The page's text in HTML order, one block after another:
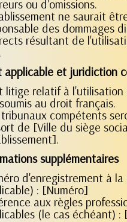
ou d'omissions.
ne saurait
des dommages
résultant de
applicable et juridiction
litige relatif à l'utilisation
au droit français.
tribunaux compétents
de [Ville du siège
supplémentaires
d'enregistrement à la
: [Numéro]
aux règles
(le cas échéant) :